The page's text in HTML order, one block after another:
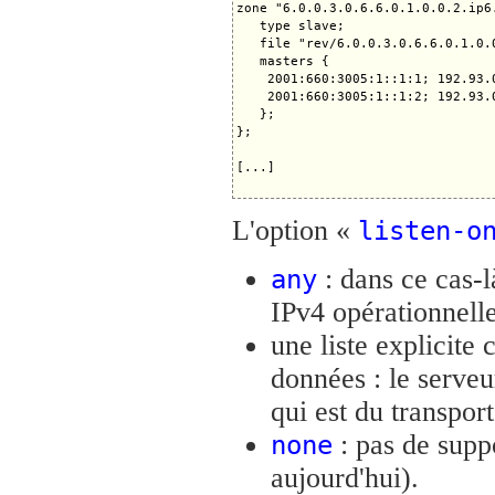
zone
   type slave;
file "rev/
   masters {
2001:660:3005:1::1:1;
2001:660:3005:1::1:2;
   };
};
[...]
L'option « listen-
any : dans ce cas-
IPv4
une liste explicite
données : le
qui est du
none : pas de
aujourd'hui).